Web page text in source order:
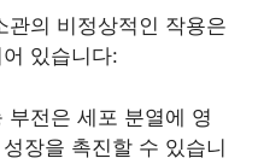
관의 비정상적인 작용은
있습니다:
부전은 세포 분열에 영
장을 촉진할 수 있습니